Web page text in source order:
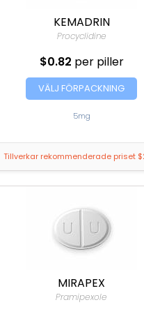
KEMADRIN
Procyclidine
$0.82 per piller
VÄLJ FÖRPACKNING
5mg
Tillverkar rekommenderade priset
MIRAPEX
Pramipexole